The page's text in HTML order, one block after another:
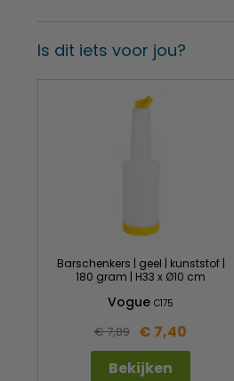
Is dit iets voor jou?
Barschenkers | geel | kunststof |
180 gram | H33 x Ø10 cm
Vogue C175
€ 7,89 € 7,40
Bekijken